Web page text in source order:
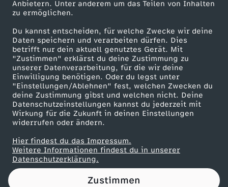
Anbietern. Unter anderem um das Teilen von Inhalten
zu ermöglichen.
Du kannst entscheiden, für welche Zwecke wir deine
Daten speichern und verarbeiten dürfen. Dies
betrifft nur dein aktuell genutztes Gerät. Mit
"Zustimmen" erklärst du deine Zustimmung zu
unserer Datenverarbeitung, für die wir deine
Einwilligung benötigen. Oder du legst unter
"Einstellungen/Ablehnen" fest, welchen Zwecken du
deine Zustimmung gibst und welchen nicht. Deine
Datenschutzeinstellungen kannst du jederzeit mit
Wirkung für die Zukunft in deinen Einstellungen
widerrufen oder ändern.
Hier findest du das Impressum.
Weitere Informationen findest du in unserer
Datenschutzerklärung.
Zustimmen
Karriere
ZDF goes Schule
Werbefernsehen
Mainzelmännchen
Partner